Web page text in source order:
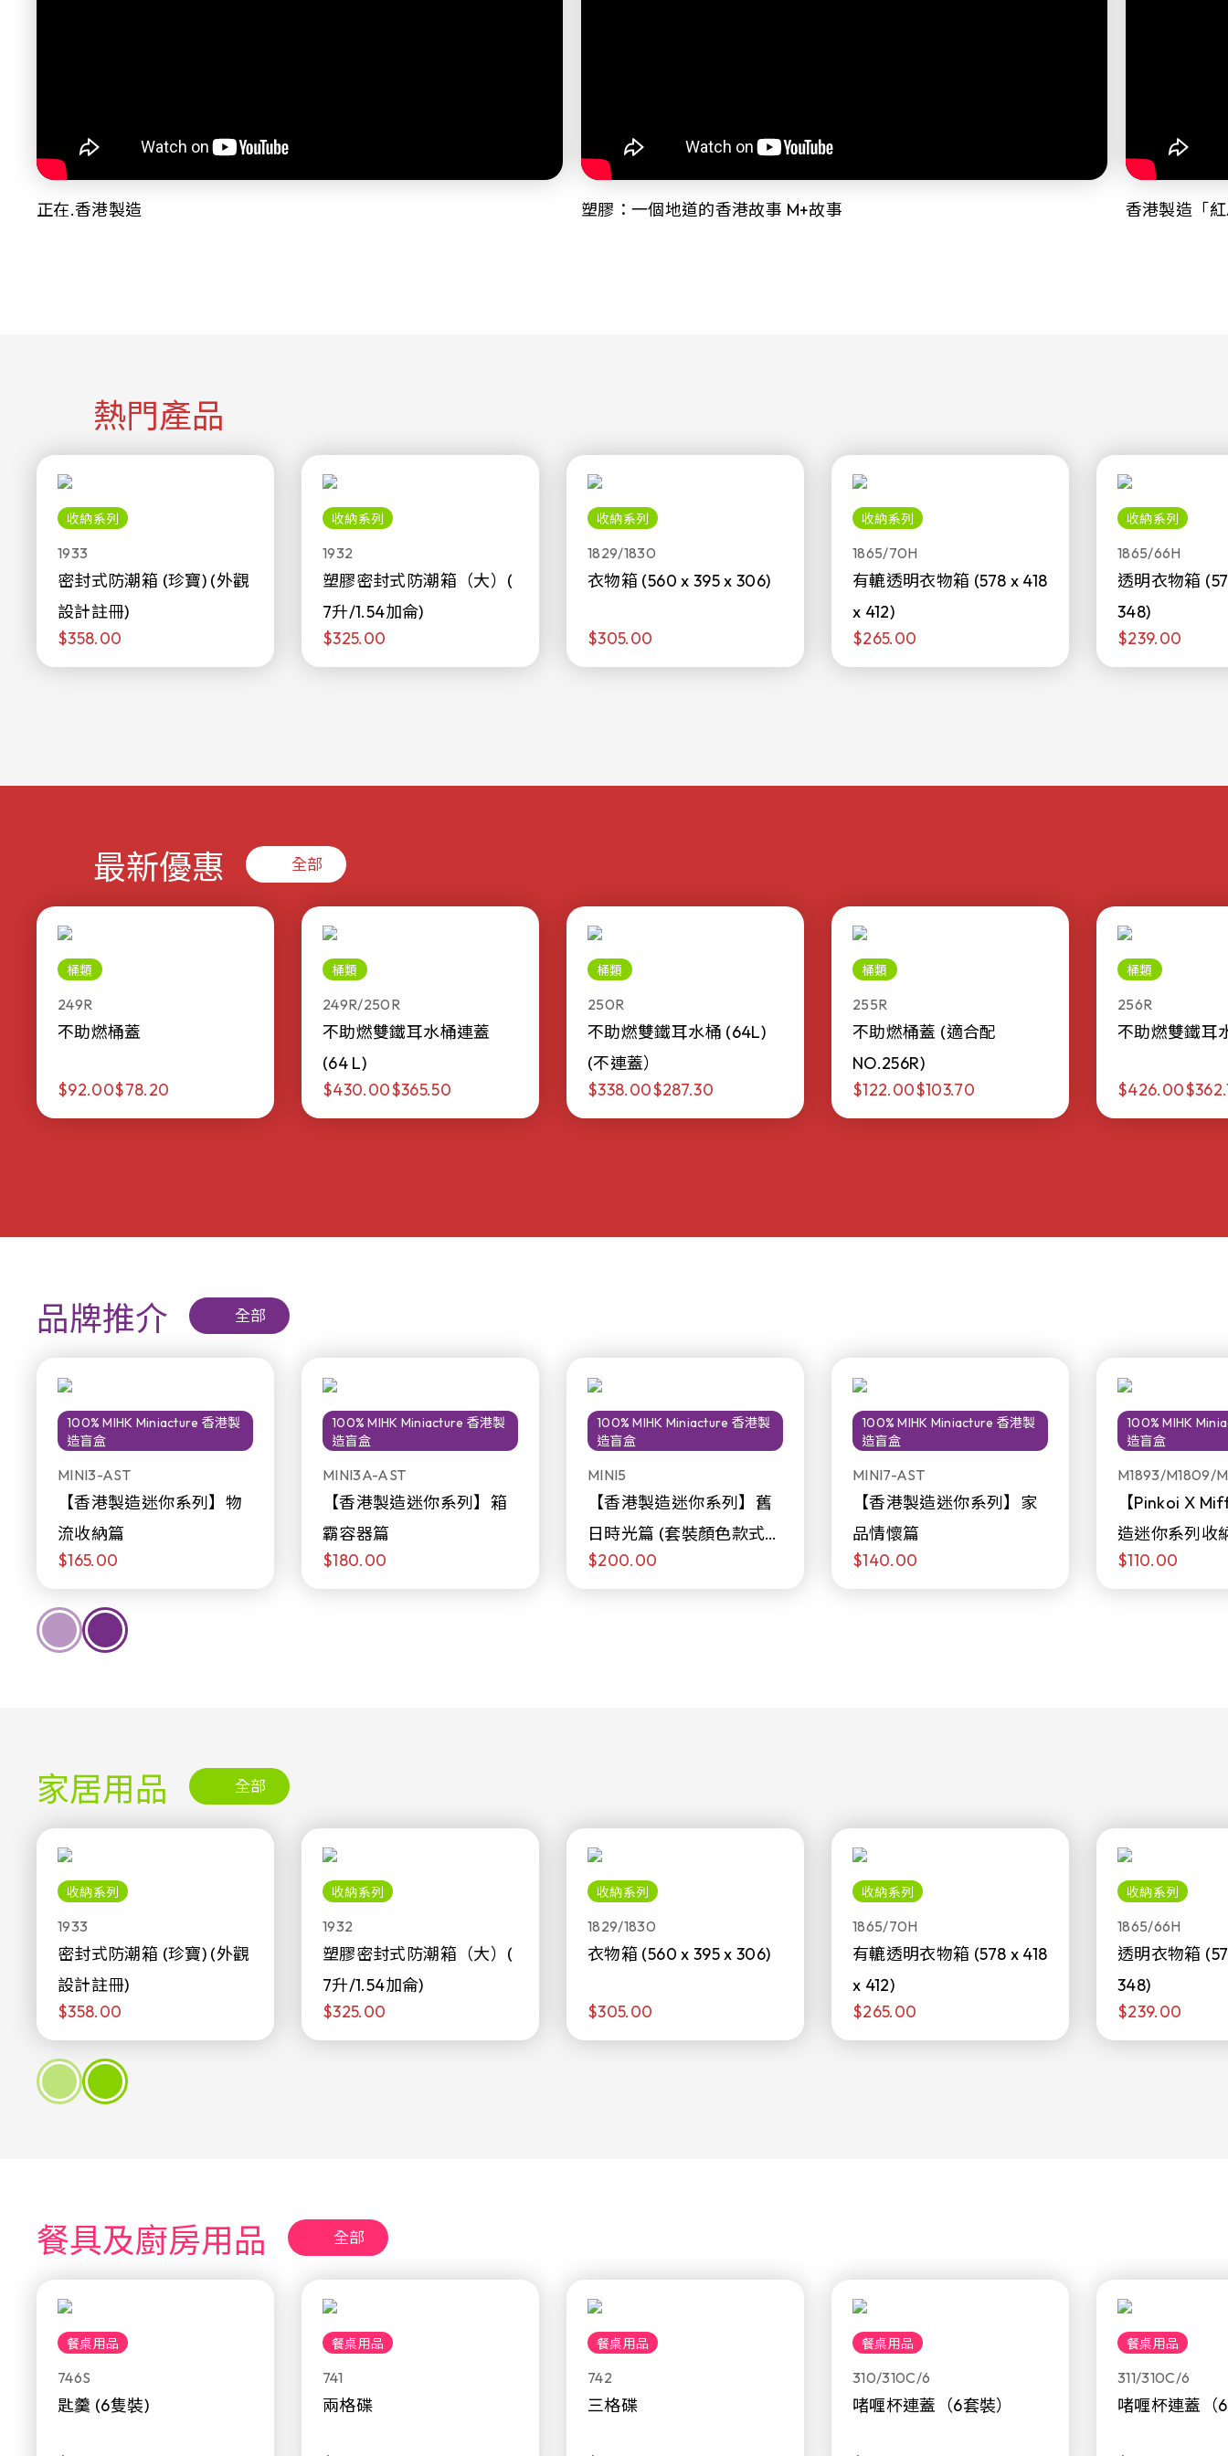
正在.香港製造 塑膠：一個地道的香港故事 M+故事 香港製造「
熱門產品
收納系列
1933
密封式防潮箱 (珍寶) (外觀
設計註冊)
$358.00
收納系列
1932
塑膠密封式防潮箱（大）(
7升/1.54加侖)
$325.00
收納系列
1829/1830
衣物箱 (560 x 395 x 306)
$305.00
收納系列
1865/70H
有轆透明衣物箱 (578 x 418
x 412)
$265.00
收納系列
1865/66H
透明衣物箱
348)
$239.00
最新優惠 全部
桶類
249R
不助燃桶蓋
$92.00$78.20
桶類
249R/250R
不助燃雙鐵耳水桶連蓋
(64 L)
$430.00$365.50
桶類
250R
不助燃雙鐵耳水桶 (64L)
(不連蓋）
$338.00$287.30
桶類
255R
不助燃桶蓋 (適合配
NO.256R)
$122.00$103.70
桶類
256R
不助燃雙鐵耳
$426.00
品牌推介 全部
100% MIHK Miniacture 香港製
造盲盒
MINI3-AST
【香港製造迷你系列】物
流收納篇
$165.00
100% MIHK Miniacture 香港製
造盲盒
MINI3A-AST
【香港製造迷你系列】箱
霸容器篇
$180.00
100% MIHK Miniacture 香港製
造盲盒
MINI5
【香港製造迷你系列】舊
日時光篇 (套裝顏色款式隨
機販售)
$200.00
100% MIHK Miniacture 香港製
造盲盒
MINI7-AST
【香港製造迷你系列】家
品情懷篇
$140.00
100% MIHK
造盲盒
M1893/M1809/
【Pinkoi X
造迷你系列收
日限定發售)
$110.00
家居用品 全部
收納系列
1933
密封式防潮箱 (珍寶) (外觀
設計註冊)
$358.00
收納系列
1932
塑膠密封式防潮箱（大）(
7升/1.54加侖)
$325.00
收納系列
1829/1830
衣物箱 (560 x 395 x 306)
$305.00
收納系列
1865/70H
有轆透明衣物箱 (578 x 418
x 412)
$265.00
收納系列
1865/66H
透明衣物箱
348)
$239.00
餐具及廚房用品 全部
餐桌用品
746S
匙羹 (6隻裝)
餐桌用品
741
兩格碟
餐桌用品
742
三格碟
餐桌用品
310/310C/6
啫喱杯連蓋（6套裝）
餐桌用品
311/310C/6
啫喱杯連蓋（